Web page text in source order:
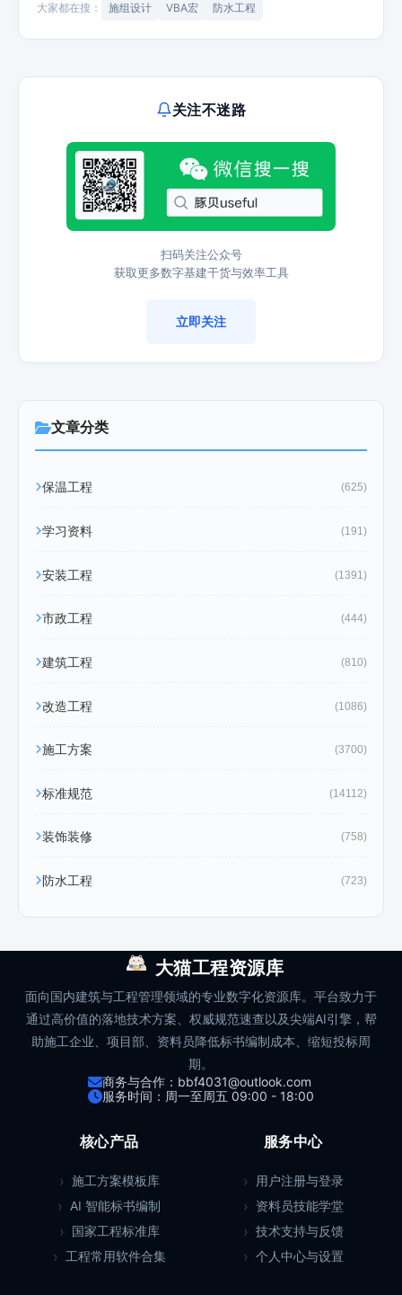
大家都在搜： 施组设计 VBA宏 防水工程
关注不迷路
扫码关注公众号
获取更多数字基建干货与效率工具
立即关注
文章分类
保温工程 (625)
学习资料 (191)
安装工程 (1391)
市政工程 (444)
建筑工程 (810)
改造工程 (1086)
施工方案 (3700)
标准规范 (14112)
装饰装修 (758)
防水工程 (723)
大猫工程资源库
面向国内建筑与工程管理领域的专业数字化资源库。平台致力于
通过高价值的落地技术方案、权威规范速查以及尖端AI引擎，帮
助施工企业、项目部、资料员降低标书编制成本、缩短投标周
期。
商务与合作：bbf4031@outlook.com
服务时间：周一至周五 09:00 - 18:00
核心产品
施工方案模板库
AI 智能标书编制
国家工程标准库
工程常用软件合集
服务中心
用户注册与登录
资料员技能学堂
技术支持与反馈
个人中心与设置